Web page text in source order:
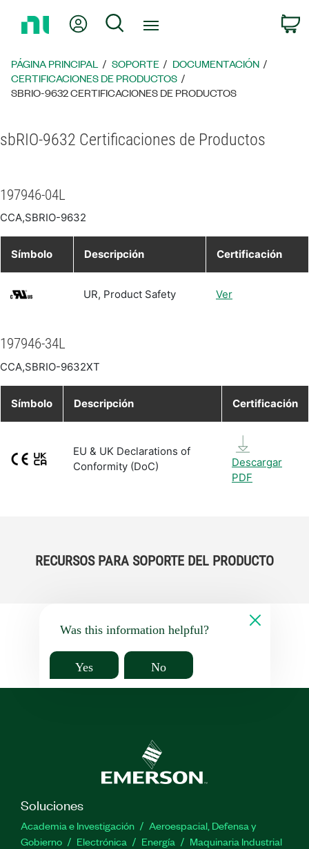
página
principal
Mi cuentaBúsqueda
PÁGINA PRINCIPAL SOPORTE
DOCUMENTACIÓN
CERTIFICACIONES DE PRODUCTOS
SBRIO-9632 CERTIFICACIONES DE PRODUCTOS
sbRIO-9632 Certificaciones de Productos
197946-04L
CCA,SBRIO-9632
Símbolo Descripción Certificación
UR, Product Safety Ver
197946-34L
CCA,SBRIO-9632XT
Símbolo Descripción Certificación
EU & UK Declarations of
Conformity (DoC)
Descargar
PDF
RECURSOS PARA SOPORTE DEL PRODUCTO
Was this information helpful?
Yes No
Soluciones
Academia e Investigación
Aeroespacial, Defensa y
Gobierno
Electrónica Energía
Maquinaria Industrial